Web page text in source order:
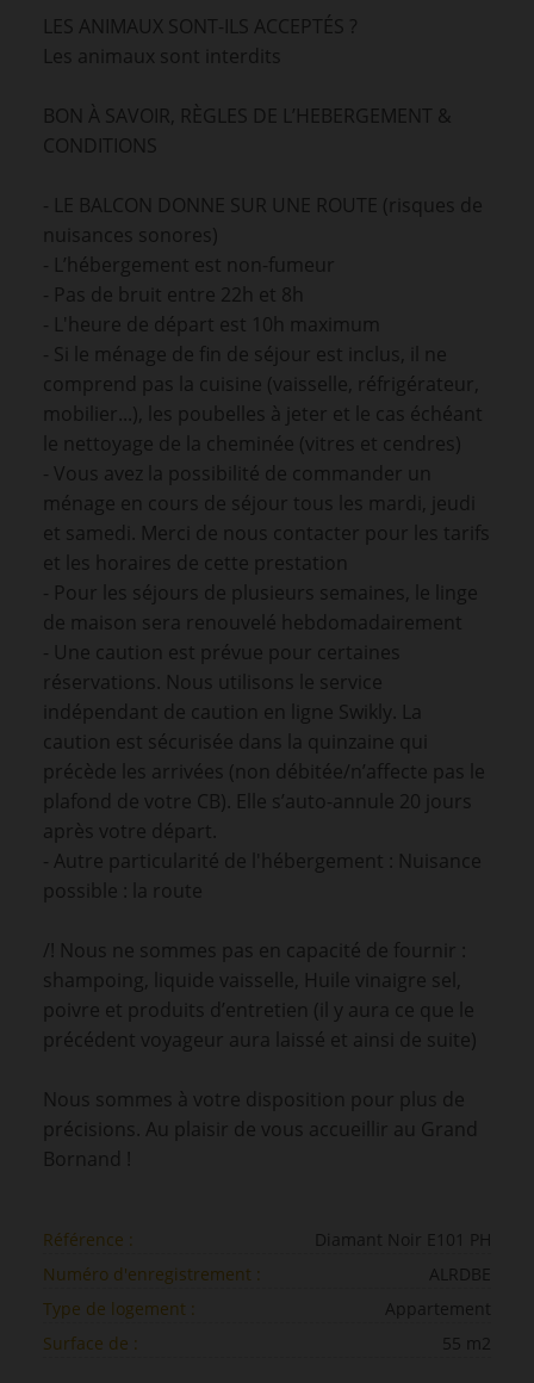
LES ANIMAUX SONT-ILS ACCEPTÉS ?
Les animaux sont interdits
BON À SAVOIR, RÈGLES DE L’HEBERGEMENT &
CONDITIONS
- LE BALCON DONNE SUR UNE ROUTE (risques de
nuisances sonores)
- L’hébergement est non-fumeur
- Pas de bruit entre 22h et 8h
- L'heure de départ est 10h maximum
- Si le ménage de fin de séjour est inclus, il ne
comprend pas la cuisine (vaisselle, réfrigérateur,
mobilier...), les poubelles à jeter et le cas échéant
le nettoyage de la cheminée (vitres et cendres)
- Vous avez la possibilité de commander un
ménage en cours de séjour tous les mardi, jeudi
et samedi. Merci de nous contacter pour les tarifs
et les horaires de cette prestation
- Pour les séjours de plusieurs semaines, le linge
de maison sera renouvelé hebdomadairement
- Une caution est prévue pour certaines
réservations. Nous utilisons le service
indépendant de caution en ligne Swikly. La
caution est sécurisée dans la quinzaine qui
précède les arrivées (non débitée/n’affecte pas le
plafond de votre CB). Elle s’auto-annule 20 jours
après votre départ.
- Autre particularité de l'hébergement : Nuisance
possible : la route
/! Nous ne sommes pas en capacité de fournir :
shampoing, liquide vaisselle, Huile vinaigre sel,
poivre et produits d’entretien (il y aura ce que le
précédent voyageur aura laissé et ainsi de suite)
Nous sommes à votre disposition pour plus de
précisions. Au plaisir de vous accueillir au Grand
Bornand !
Référence :
Diamant Noir E101 PH
Numéro d'enregistrement :
ALRDBE
Type de logement :
Appartement
Surface de :
55 m2